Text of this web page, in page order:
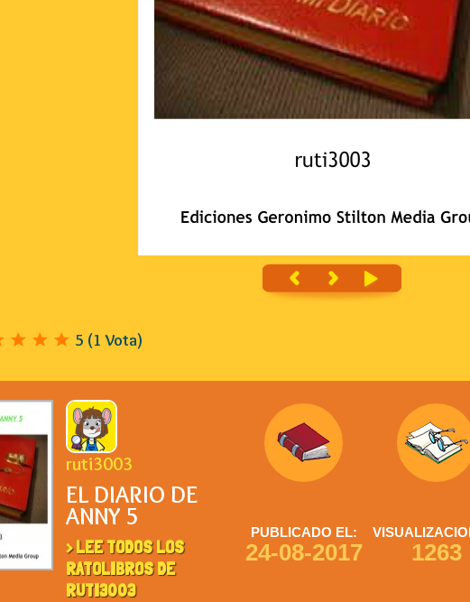
5 (1 Vota)
ruti3003
EL DIARIO DE
ANNY 5
> LEE TODOS LOS
RATOLIBROS DE
RUTI3003
PUBLICADO EL:
24-08-2017 1263